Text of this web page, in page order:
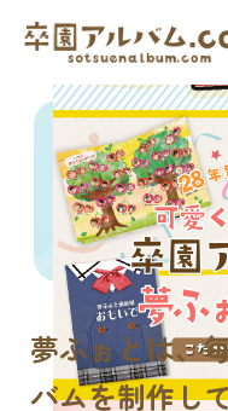
夢ふぉとは、
バムを制作し